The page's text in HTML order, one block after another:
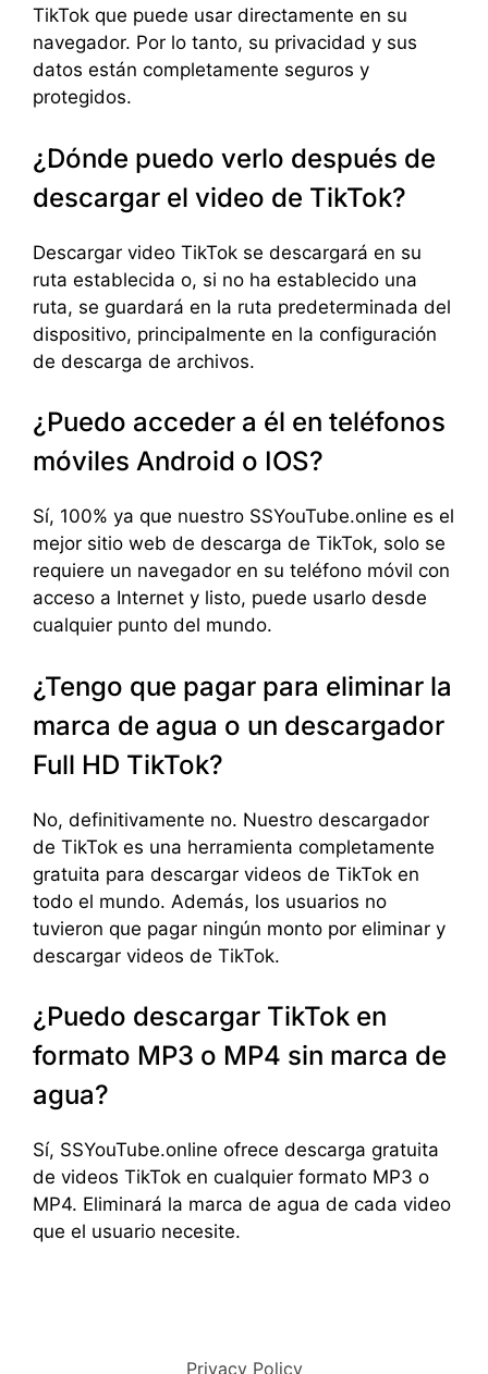
TikTok que puede usar directamente en su
navegador. Por lo tanto, su privacidad y sus
datos están completamente seguros y
protegidos.
¿Dónde puedo verlo después de
descargar el video de TikTok?
Descargar video TikTok se descargará en su
ruta establecida o, si no ha establecido una
ruta, se guardará en la ruta predeterminada del
dispositivo, principalmente en la configuración
de descarga de archivos.
¿Puedo acceder a él en teléfonos
móviles Android o IOS?
Sí, 100% ya que nuestro SSYouTube.online es el
mejor sitio web de descarga de TikTok, solo se
requiere un navegador en su teléfono móvil con
acceso a Internet y listo, puede usarlo desde
cualquier punto del mundo.
¿Tengo que pagar para eliminar la
marca de agua o un descargador
Full HD TikTok?
No, definitivamente no. Nuestro descargador
de TikTok es una herramienta completamente
gratuita para descargar videos de TikTok en
todo el mundo. Además, los usuarios no
tuvieron que pagar ningún monto por eliminar y
descargar videos de TikTok.
¿Puedo descargar TikTok en
formato MP3 o MP4 sin marca de
agua?
Sí, SSYouTube.online ofrece descarga gratuita
de videos TikTok en cualquier formato MP3 o
MP4. Eliminará la marca de agua de cada video
que el usuario necesite.
Privacy Policy